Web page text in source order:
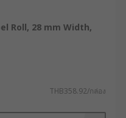
อส่วนที่ใช้ในการ
ลาสติก (เช่น PP,
ทำให้สติ๊กเกอร์ยึด
อบรรจุภัณฑ์
Backing Paper) :
Roll, 28 mm Width,
THB358.92/กล่อง